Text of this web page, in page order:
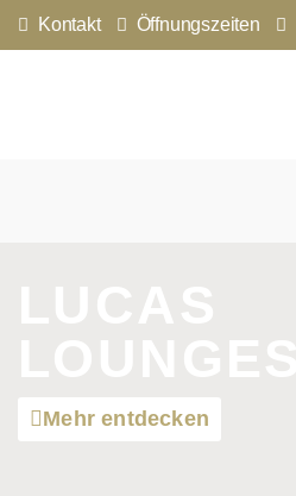
Kontakt Öffnungszeiten
Mehr entdecken